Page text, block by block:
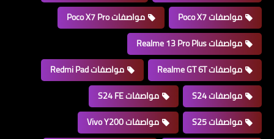
مواصفات Poco X7
مواصفات Poco X7 Pro
مواصفات Realme 13 Pro Plus
مواصفات Realme GT 6T
مواصفات Redmi Pad
مواصفات S24
مواصفات S24 FE
مواصفات S25
مواصفات Vivo Y200